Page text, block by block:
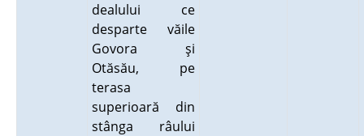
dealului ce
desparte văile
Govora şi
Otăsău, pe
terasa
superioară din
stânga râului